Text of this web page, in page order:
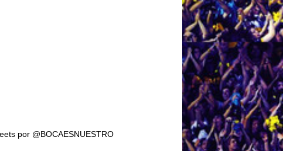
por @BOCAESNUESTRO